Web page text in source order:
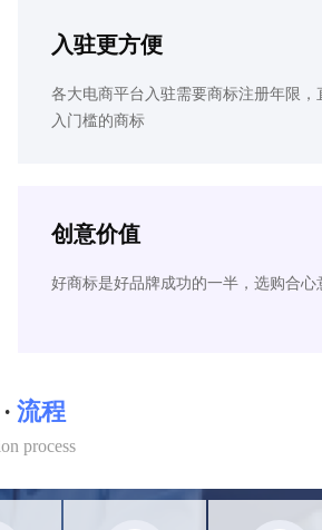
入驻更方便
各大电商平台入驻需要商标注册年限
入门槛的商标
创意价值
好商标是好品牌成功的一半，选购合心
流程
process